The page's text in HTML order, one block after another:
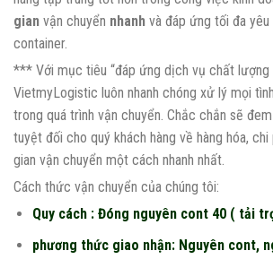
gian vận chuyển nhanh và đáp ứng tối đa
container.
*** Với mục tiêu “đáp ứng dịch vụ chất lượng
VietmyLogistic luôn nhanh chóng xử lý mọi
trong quá trình vận chuyển. Chắc chắn sẽ
tuyệt đối cho quý khách hàng về hàng hóa,
gian vận chuyển một cách nhanh nhất.
Cách thức vận chuyển của chúng tôi:
Quy cách : Đóng nguyên cont 40 ( tải
phương thức giao nhận: Nguyên cont,